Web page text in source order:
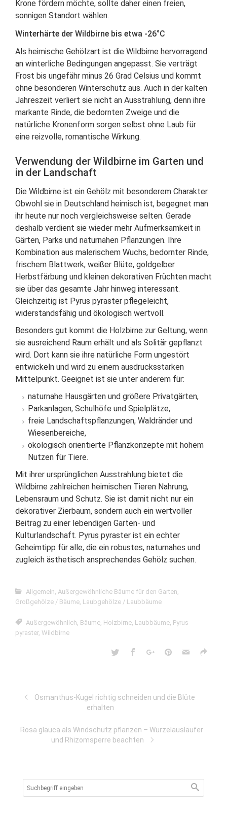
Krone fördern möchte, sollte daher einen freien,
sonnigen Standort wählen.
Winterhärte der Wildbirne bis etwa -26°C
Als heimische Gehölzart ist die Wildbirne hervorragend
an winterliche Bedingungen angepasst. Sie verträgt
Frost bis ungefähr minus 26 Grad Celsius und kommt
ohne besonderen Winterschutz aus. Auch in der kalten
Jahreszeit verliert sie nicht an Ausstrahlung, denn ihre
markante Rinde, die bedornten Zweige und die
natürliche Kronenform sorgen selbst ohne Laub für
eine reizvolle, romantische Wirkung.
Verwendung der Wildbirne im Garten und
in der Landschaft
Die Wildbirne ist ein Gehölz mit besonderem Charakter.
Obwohl sie in Deutschland heimisch ist, begegnet man
ihr heute nur noch vergleichsweise selten. Gerade
deshalb verdient sie wieder mehr Aufmerksamkeit in
Gärten, Parks und naturnahen Pflanzungen. Ihre
Kombination aus malerischem Wuchs, bedornter Rinde,
frischem Blattwerk, weißer Blüte, goldgelber
Herbstfärbung und kleinen dekorativen Früchten macht
sie über das gesamte Jahr hinweg interessant.
Gleichzeitig ist Pyrus pyraster pflegeleicht,
widerstandsfähig und ökologisch wertvoll.
Besonders gut kommt die Holzbirne zur Geltung, wenn
sie ausreichend Raum erhält und als Solitär gepflanzt
wird. Dort kann sie ihre natürliche Form ungestört
entwickeln und wird zu einem ausdrucksstarken
Mittelpunkt. Geeignet ist sie unter anderem für:
naturnahe Hausgärten und größere Privatgärten,
Parkanlagen, Schulhöfe und Spielplätze,
freie Landschaftspflanzungen, Waldränder und
Wiesenbereiche,
ökologisch orientierte Pflanzkonzepte mit hohem
Nutzen für Tiere.
Mit ihrer ursprünglichen Ausstrahlung bietet die
Wildbirne zahlreichen heimischen Tieren Nahrung,
Lebensraum und Schutz. Sie ist damit nicht nur ein
dekorativer Zierbaum, sondern auch ein wertvoller
Beitrag zu einer lebendigen Garten- und
Kulturlandschaft. Pyrus pyraster ist ein echter
Geheimtipp für alle, die ein robustes, naturnahes und
zugleich ästhetisch ansprechendes Gehölz suchen.
Allgemein, Außergewöhnliche Bäume für den Garten,
Großgehölze / Bäume, Laubgehölze / Laubbäume
Außergewöhnlich, Bäume, Holzbirne, Laubbäume, Pyrus
pyraster, Wildbirne
Osmanthus-Kugel richtig schneiden und die Blüte
erhalten
Rosa glauca als Windschutz pflanzen – Wurzelausläufer
und Rhizomsperre beachten